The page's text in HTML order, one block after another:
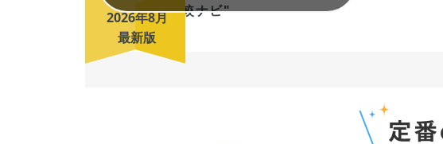
2026年8月
最新版